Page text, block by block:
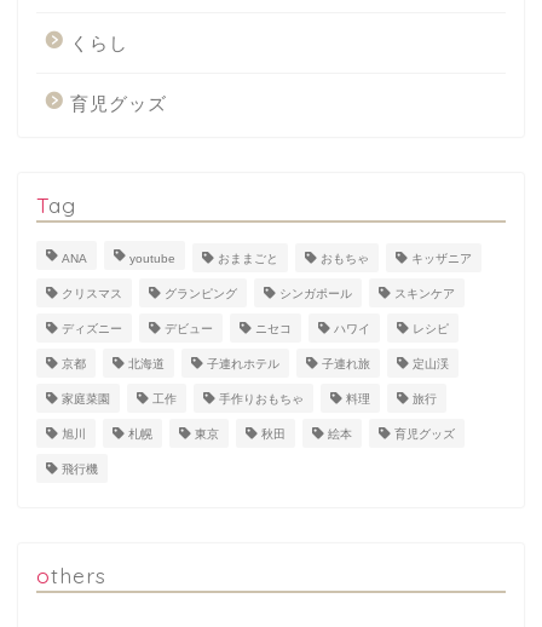
くらし
育児グッズ
Tag
ANA youtube おままごと おもちゃ キッザニア
クリスマス グランピング シンガポール スキンケア
ディズニー デビュー ニセコ ハワイ レシピ
京都 北海道 子連れホテル 子連れ旅 定山渓
家庭菜園 工作 手作りおもちゃ 料理 旅行
旭川 札幌 東京 秋田 絵本 育児グッズ
飛行機
others